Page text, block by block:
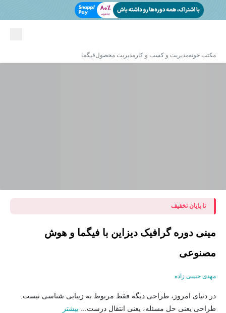
مکتب خونهمدیریت و کسب و کار مدیریت محصولفیگما
تا پایان تخفیف
مینی دوره گرافیک دیزاین با فیگما و هوش
مصنوعی
مهدی حبیبی‌ زاده
در دنیای امروز، طراحی دیگه فقط مربوط به زیبایی شناسی نیست.
طراحی یعنی حل مسئله، یعنی انتقال درست... بیشتر